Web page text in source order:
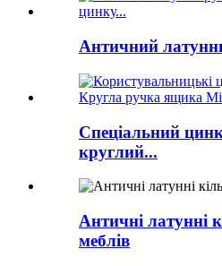
Античний
Спеціальний
круглий...
Античні латунні
меблів